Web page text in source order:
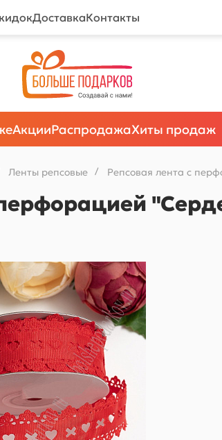
ДоставкаКонтакты
АкцииРаспродажаХиты продаж
Ленты репсовые / Репсовая лента с